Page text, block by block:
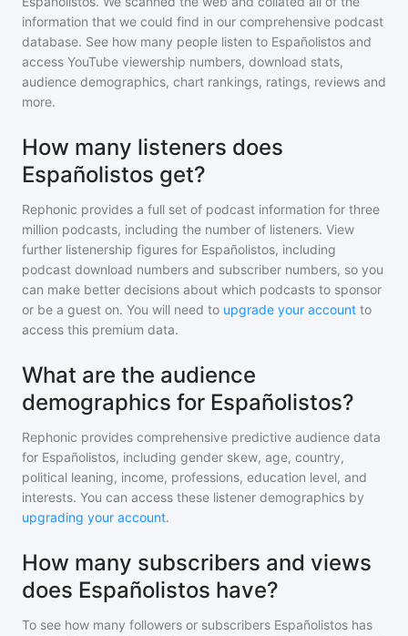
information that we could find in our comprehensive podcast
database. See how many people listen to Españolistos and
access YouTube viewership numbers, download stats,
audience demographics, chart rankings, ratings, reviews and
more.
How many listeners does
Españolistos get?
Rephonic provides a full set of podcast information for three
million podcasts, including the number of listeners. View
further listenership figures for Españolistos, including
podcast download numbers and subscriber numbers, so you
can make better decisions about which podcasts to sponsor
or be a guest on. You will need to upgrade your account to
access this premium data.
What are the audience
demographics for Españolistos?
Rephonic provides comprehensive predictive audience data
for Españolistos, including gender skew, age, country,
political leaning, income, professions, education level, and
interests. You can access these listener demographics by
upgrading your account.
How many subscribers and views
does Españolistos have?
To see how many followers or subscribers Españolistos has